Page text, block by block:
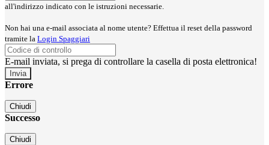
all'indirizzo indicato con le istruzioni necessarie.
Non hai una e-mail associata al nome utente? Effettua il reset della password
tramite la Login Spaggiari
E-mail inviata, si prega di controllare la casella di posta elettronica!
Errore
Chiudi
Successo
Chiudi